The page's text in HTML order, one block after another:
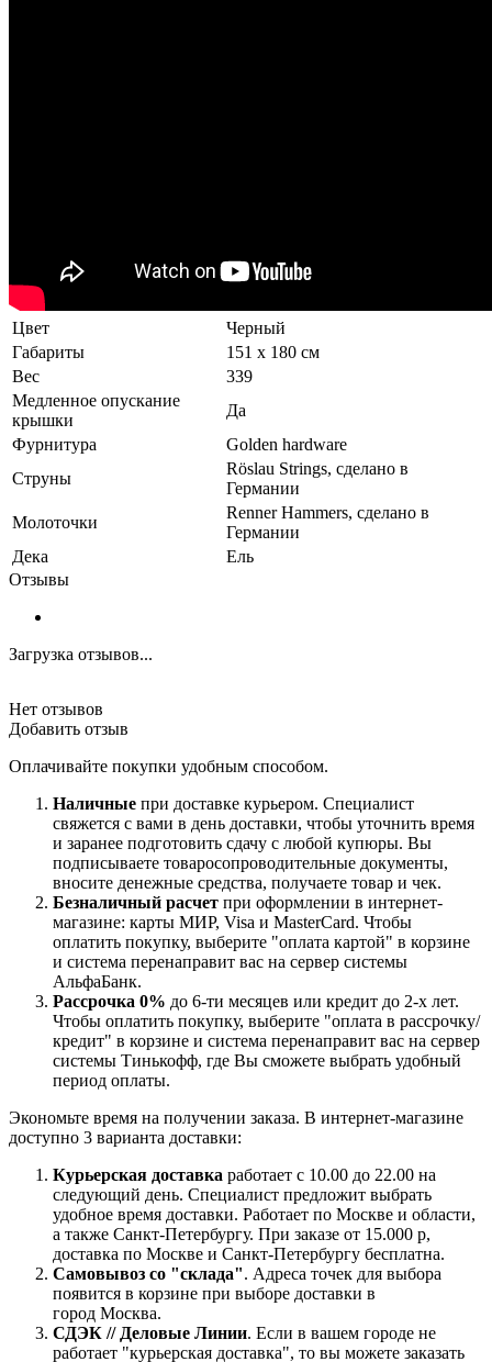
Цвет
Черный
Габариты
151 x 180 см
Вес
339
Медленное опускание
крышки
Да
Фурнитура
Golden hardware
Струны
Röslau Strings, сделано в
Германии
Молоточки
Renner Hammers, сделано в
Германии
Дека
Ель
Отзывы
Загрузка отзывов...
Нет отзывов
Добавить отзыв
Оплачивайте покупки удобным способом.
Наличные при доставке курьером. Специалист
свяжется с вами в день доставки, чтобы уточнить время
и заранее подготовить сдачу с любой купюры. Вы
подписываете товаросопроводительные документы,
вносите денежные средства, получаете товар и чек.
Безналичный расчет при оформлении в интернет-
магазине: карты МИР, Visa и MasterCard. Чтобы
оплатить покупку, выберите "оплата картой" в корзине
и система перенаправит вас на сервер системы
АльфаБанк.
Рассрочка 0% до 6-ти месяцев или кредит до 2-х лет.
Чтобы оплатить покупку, выберите "оплата в рассрочку/
кредит" в корзине и система перенаправит вас на сервер
системы Тинькофф, где Вы сможете выбрать удобный
период оплаты.
Экономьте время на получении заказа. В интернет-магазине
доступно 3 варианта доставки:
Курьерская доставка работает с 10.00 до 22.00 на
следующий день. Специалист предложит выбрать
удобное время доставки. Работает по Москве и области,
а также Санкт-Петербургу. При заказе от 15.000 р,
доставка по Москве и Санкт-Петербургу бесплатна.
Самовывоз со "склада". Адреса точек для выбора
появится в корзине при выборе доставки в
город Москва.
СДЭК // Деловые Линии. Если в вашем городе не
работает "курьерская доставка", то вы можете заказать